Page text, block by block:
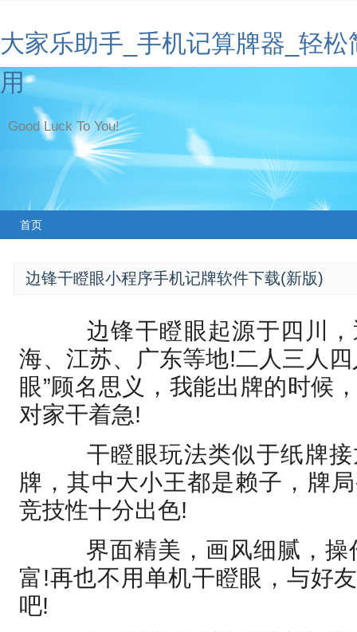
大家乐助手_手机记算牌器_轻
用
Good Luck To You!
首页
边锋干瞪眼小程序手机记牌软件下载(新版)
边锋干瞪眼起源于四川，
海、江苏、广东等地!二人三人
眼”顾名思义，我能出牌的时候
对家干着急!
干瞪眼玩法类似于纸牌接
牌，其中大小王都是赖子，牌
竞技性十分出色!
界面精美，画风细腻，操
富!再也不用单机干瞪眼，与好
吧!